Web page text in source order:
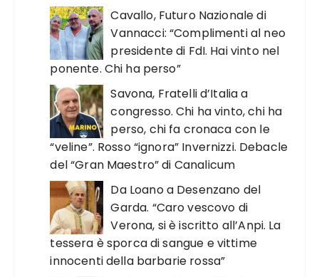
Cavallo, Futuro Nazionale di
Vannacci: “Complimenti al neo
presidente di FdI. Hai vinto nel
ponente. Chi ha perso”
Savona, Fratelli d’Italia a
congresso. Chi ha vinto, chi ha
perso, chi fa cronaca con le
“veline”. Rosso “ignora” Invernizzi. Debacle
del “Gran Maestro” di Canalicum
Da Loano a Desenzano del
Garda. “Caro vescovo di
Verona, si è iscritto all’Anpi. La
tessera è sporca di sangue e vittime
innocenti della barbarie rossa”